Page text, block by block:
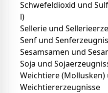
Schwefeldioxid und
l)
Sellerie und
Senf und
Sesamsamen und
Soja und
Weichtiere (Mollusken)
Weichtiererzeugnisse